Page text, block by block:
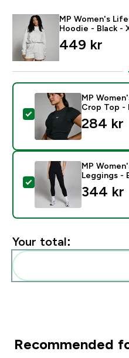
MP Women's
Hoodie - Black -
449 kr‎
Select this product -
MP
Crop Top -
284 kr‎
Select this product -
MP
Leggings -
344 kr‎
Your total:
Recommended